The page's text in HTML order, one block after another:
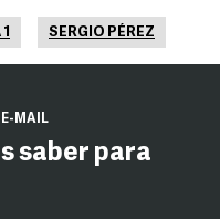
SERGIO PÉREZ
E-MAIL
saber para